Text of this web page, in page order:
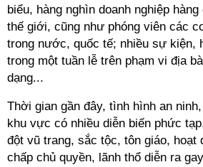
biểu, hàng nghìn doanh nghiệp
thế giới, cũng như phóng viên các
trong nước, quốc tế; nhiều sự kiện,
trong một tuần lễ trên phạm vi địa
dạng...
Thời gian gần đây, tình hình an
khu vực có nhiều diễn biến phức
đột vũ trang, sắc tộc, tôn giáo, hoạt
chấp chủ quyền, lãnh thổ diễn ra